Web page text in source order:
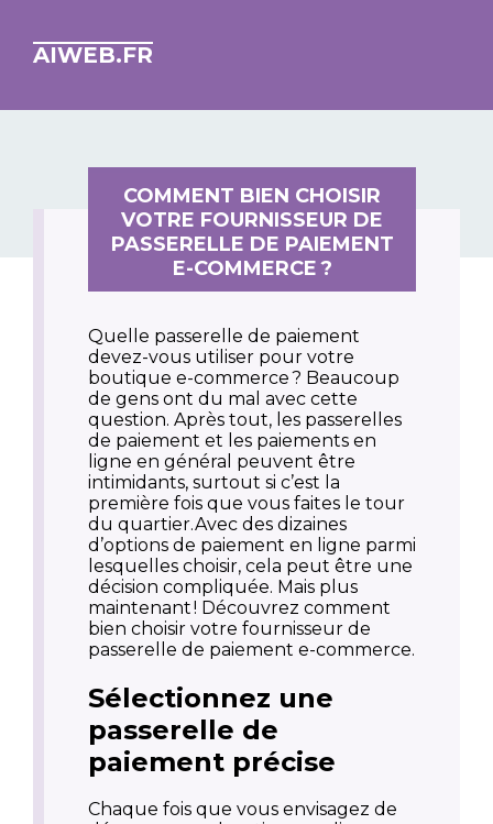
AIWEB.FR
COMMENT BIEN CHOISIR
VOTRE FOURNISSEUR DE
PASSERELLE DE PAIEMENT
E-COMMERCE ?
Quelle passerelle de paiement
devez-vous utiliser pour votre
boutique e-commerce ? Beaucoup
de gens ont du mal avec cette
question. Après tout, les passerelles
de paiement et les paiements en
ligne en général peuvent être
intimidants, surtout si c’est la
première fois que vous faites le tour
du quartier.Avec des dizaines
d’options de paiement en ligne parmi
lesquelles choisir, cela peut être une
décision compliquée. Mais plus
maintenant ! Découvrez comment
bien choisir votre fournisseur de
passerelle de paiement e-commerce.
Sélectionnez une
passerelle de
paiement précise
Chaque fois que vous envisagez de